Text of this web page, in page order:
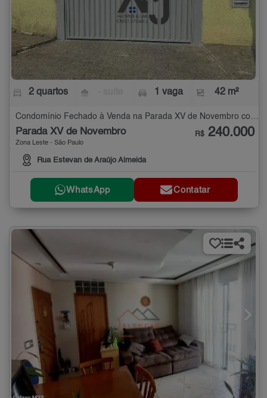
2 quartos 1 vaga 42 m²
Condomínio Fechado à Venda na Parada XV de Novembro com 2 quartos - 42 m²
Parada XV de Novembro
Zona Leste - São Paulo
Rua Estevan de Araújo Almeida
R$ 240.000
WhatsApp Contatar